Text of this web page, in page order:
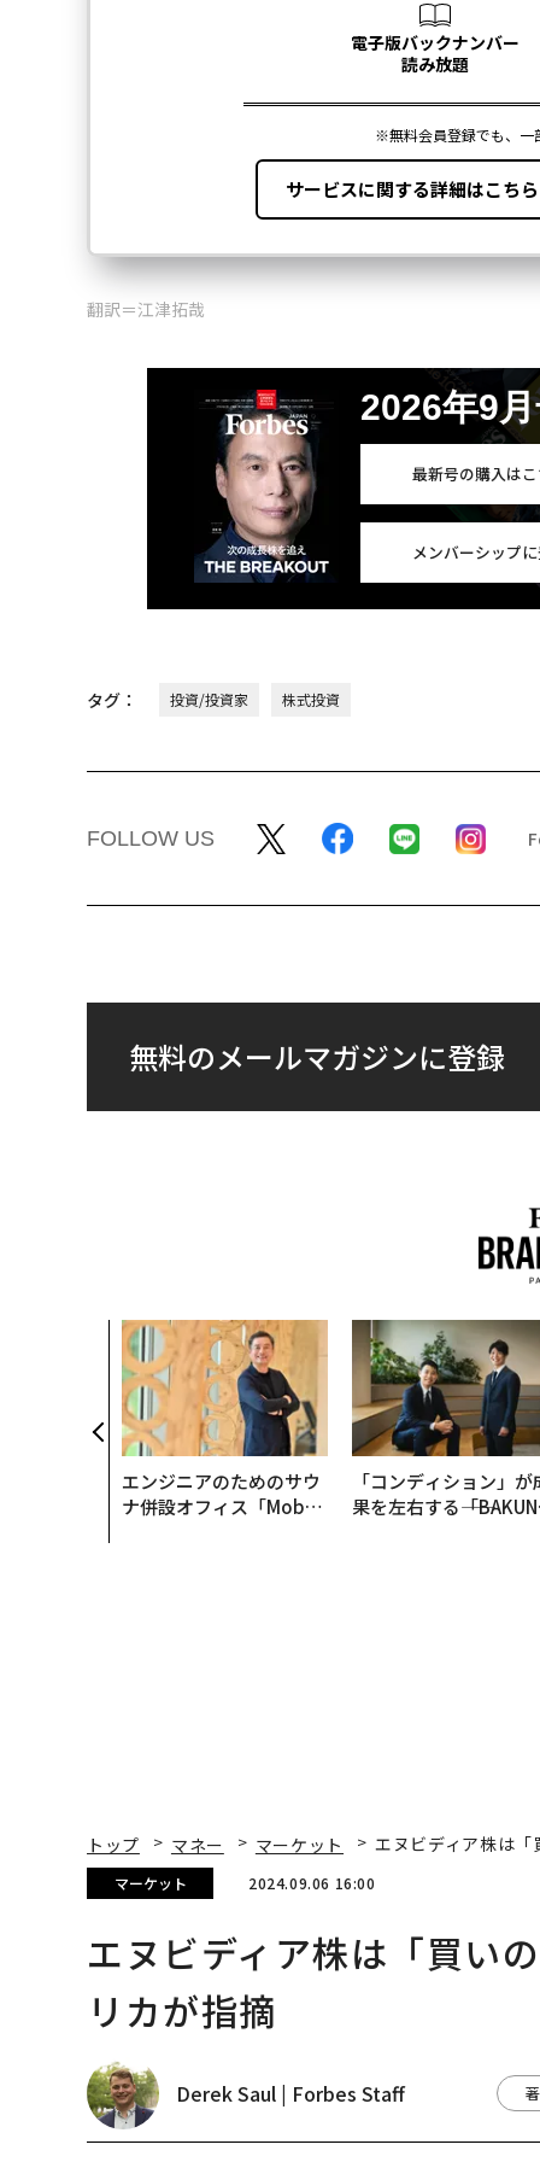
翻訳＝江津拓哉
2026年9
最新号の購入は
メンバーシップ
タグ： 投資/投資家 株式投資
FOLLOW US
無料のメールマガジンに登録
エンジニアのためのサウ
ナ併設オフィス「Mobiu
「コンディション」が
果を左右する――「BAKUN
トップ マネー マーケット エヌビディア株は
マーケット 2024.09.06 16:00
エヌビディア株は「買い
リカが指摘
Derek Saul | Forbes Staff